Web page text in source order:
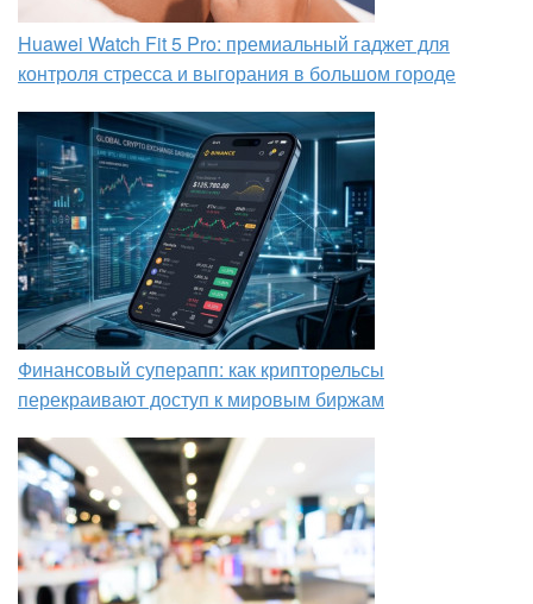
Huawei Watch Fit 5 Pro: премиальный гаджет для
контроля стресса и выгорания в большом городе
Финансовый суперапп: как крипторельсы
перекраивают доступ к мировым биржам